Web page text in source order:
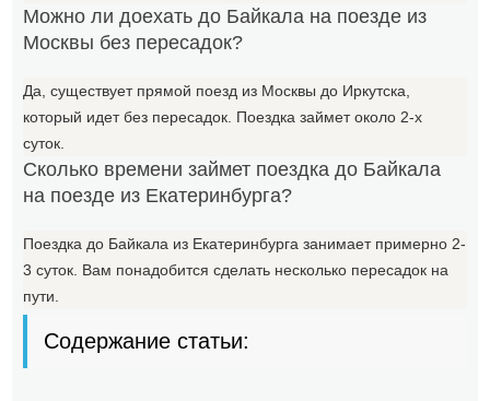
Можно ли доехать до Байкала на поезде из
Москвы без пересадок?
Да, существует прямой поезд из Москвы до Иркутска,
который идет без пересадок. Поездка займет около 2-х
суток.
Сколько времени займет поездка до Байкала
на поезде из Екатеринбурга?
Поездка до Байкала из Екатеринбурга занимает примерно 2-
3 суток. Вам понадобится сделать несколько пересадок на
пути.
Содержание статьи: